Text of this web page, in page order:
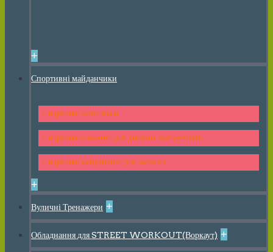
+
Спортивні майданчики
Спортивні Комплекси
Спортивні елементи для дитячих майданчиків
Спортивні майданчики для малюків
+
Вуличні Тренажери +
Обладнання для STREET WORKOUT(Воркаут) +